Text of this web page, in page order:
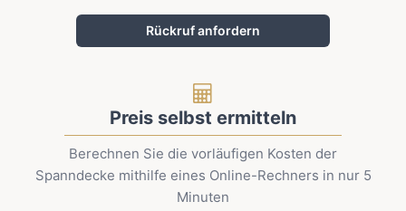
Rückruf anfordern
Preis selbst ermitteln
Berechnen Sie die vorläufigen Kosten der
Spanndecke mithilfe eines Online-Rechners in nur 5
Minuten